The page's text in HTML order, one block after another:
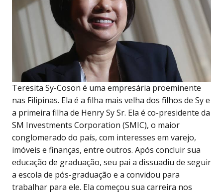
Teresita Sy-Coson é uma empresária proeminente
nas Filipinas. Ela é a filha mais velha dos filhos de Sy e
a primeira filha de Henry Sy Sr. Ela é co-presidente da
SM Investments Corporation (SMIC), o maior
conglomerado do país, com interesses em varejo,
imóveis e finanças, entre outros. Após concluir sua
educação de graduação, seu pai a dissuadiu de seguir
a escola de pós-graduação e a convidou para
trabalhar para ele. Ela começou sua carreira nos